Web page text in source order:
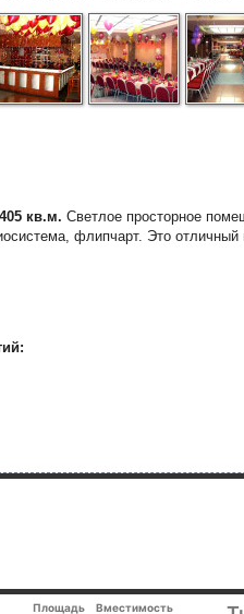
405 кв.м. Светлое просторное
флипчарт. Это
Площадь Вместимость